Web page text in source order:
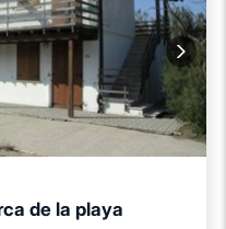
de la playa